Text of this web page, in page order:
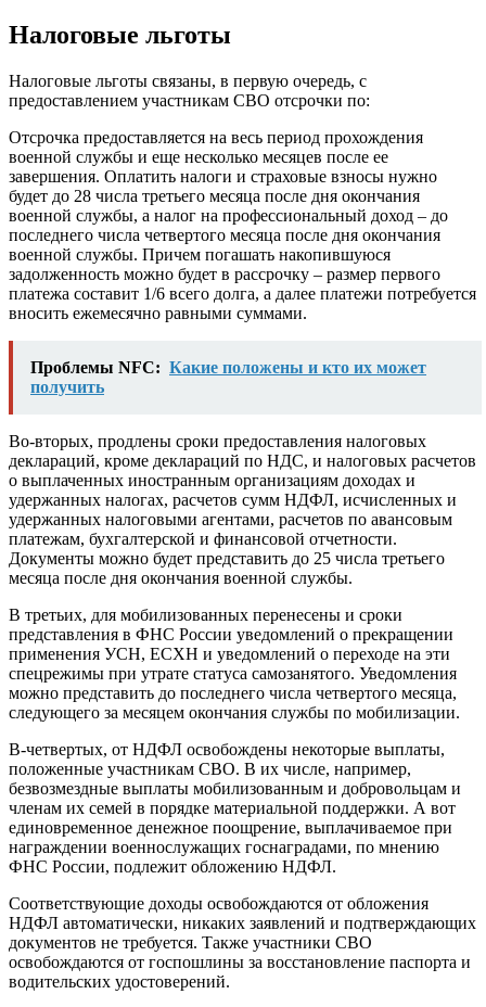
Налоговые льготы
Налоговые льготы связаны, в первую очередь, с
предоставлением участникам СВО отсрочки по:
Отсрочка предоставляется на весь период прохождения
военной службы и еще несколько месяцев после ее
завершения. Оплатить налоги и страховые взносы нужно
будет до 28 числа третьего месяца после дня окончания
военной службы, а налог на профессиональный доход – до
последнего числа четвертого месяца после дня окончания
военной службы. Причем погашать накопившуюся
задолженность можно будет в рассрочку – размер первого
платежа составит 1/6 всего долга, а далее платежи потребуется
вносить ежемесячно равными суммами.
Проблемы NFC: Какие положены и кто их может
получить
Во-вторых, продлены сроки предоставления налоговых
деклараций, кроме деклараций по НДС, и налоговых расчетов
о выплаченных иностранным организациям доходах и
удержанных налогах, расчетов сумм НДФЛ, исчисленных и
удержанных налоговыми агентами, расчетов по авансовым
платежам, бухгалтерской и финансовой отчетности.
Документы можно будет представить до 25 числа третьего
месяца после дня окончания военной службы.
В третьих, для мобилизованных перенесены и сроки
представления в ФНС России уведомлений о прекращении
применения УСН, ЕСХН и уведомлений о переходе на эти
спецрежимы при утрате статуса самозанятого. Уведомления
можно представить до последнего числа четвертого месяца,
следующего за месяцем окончания службы по мобилизации.
В-четвертых, от НДФЛ освобождены некоторые выплаты,
положенные участникам СВО. В их числе, например,
безвозмездные выплаты мобилизованным и добровольцам и
членам их семей в порядке материальной поддержки. А вот
единовременное денежное поощрение, выплачиваемое при
награждении военнослужащих госнаградами, по мнению
ФНС России, подлежит обложению НДФЛ.
Соответствующие доходы освобождаются от обложения
НДФЛ автоматически, никаких заявлений и подтверждающих
документов не требуется. Также участники СВО
освобождаются от госпошлины за восстановление паспорта и
водительских удостоверений.